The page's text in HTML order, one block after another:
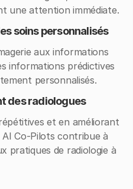
une attention immédiate.
soins personnalisés
aux informations
informations prédictives
personnalisés.
des radiologues
et en améliorant
Co-Pilots contribue à
pratiques de radiologie à